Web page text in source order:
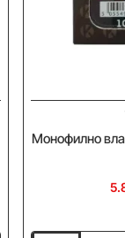
Монофилно